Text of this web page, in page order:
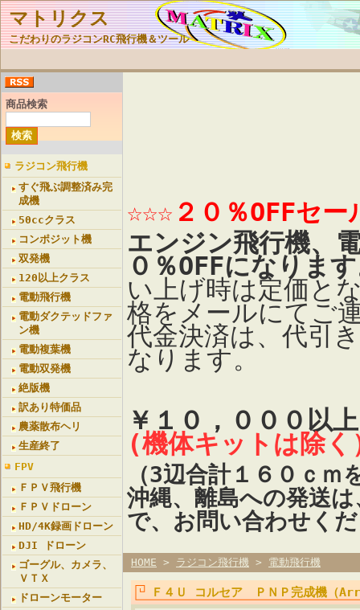
マトリクス
こだわりのラジコンRC飛行機＆ツール
商品検索
ラジコン飛行機
すぐ飛ぶ調整済み完
成機
50ccクラス
コンポジット機
双発機
120以上クラス
電動飛行機
電動ダクテッドファ
ン機
電動複葉機
電動双発機
絶版機
訳あり特価品
農薬散布ヘリ
生産終了
FPV
ＦＰＶ飛行機
ＦＰＶドローン
HD/4K録画ドローン
DJI ドローン
ゴーグル、カメラ、
ＶＴＸ
ドローンモーター
☆☆☆２０％OFFセー
エンジン飛行機、
０％OFFになりま
い上げ時は定価と
格をメールにてご
代金決済は、代引
なります。
￥１０，０００以
(機体キットは除く
（3辺合計１６０ｃ
沖縄、離島への発送
で、お問い合わせく
HOME > ラジコン飛行機 > 電動飛行機
Ｆ４Ｕ コルセア ＰＮＰ完成機（